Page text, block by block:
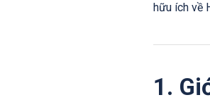
hữu ích về
1.